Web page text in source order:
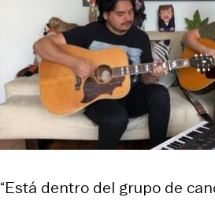
“Está dentro del grupo de